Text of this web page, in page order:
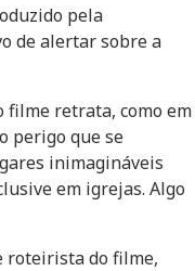
pela
de alertar sobre a
filme retrata, como em
perigo que se
inimagináveis
em igrejas. Algo
roteirista do filme,